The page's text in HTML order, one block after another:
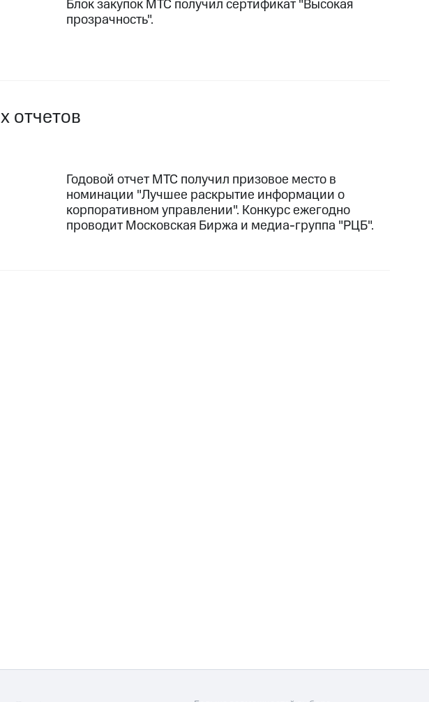
Блок закупок МТС получил сертификат "Высокая
прозрачность".
отчетов
Годовой отчет МТС получил призовое место в
номинации "Лучшее раскрытие информации о
корпоративном управлении". Конкурс ежегодно
проводит Московская Биржа и медиа-группа "РЦБ".